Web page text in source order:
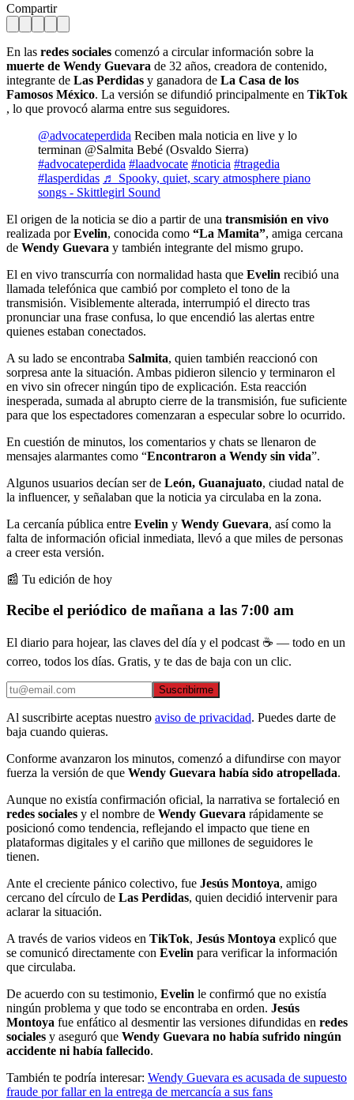
Compartir
En las redes sociales comenzó a circular información sobre la
muerte de Wendy Guevara de 32 años, creadora de contenido,
integrante de Las Perdidas y ganadora de La Casa de los
Famosos México. La versión se difundió principalmente en TikTok
, lo que provocó alarma entre sus seguidores.
@advocateperdida Reciben mala noticia en live y lo
terminan @Salmita Bebé (Osvaldo Sierra)
#advocateperdida #laadvocate #noticia #tragedia
#lasperdidas ♬ Spooky, quiet, scary atmosphere piano
songs - Skittlegirl Sound
El origen de la noticia se dio a partir de una transmisión en vivo
realizada porEvelin, conocida como “La Mamita”, amiga cercana
de Wendy Guevara y también integrante del mismo grupo.
El en vivo transcurría con normalidad hasta que Evelin recibió una
llamada telefónica que cambió por completo el tono de la
transmisión. Visiblemente alterada, interrumpió el directo tras
pronunciar una frase confusa, lo que encendió las alertas entre
quienes estaban conectados.
A su lado se encontraba Salmita, quien también reaccionó con
sorpresa ante la situación. Ambas pidieron silencio y terminaron el
en vivo sin ofrecer ningún tipo de explicación. Esta reacción
inesperada, sumada al abrupto cierre de la transmisión, fue suficiente
para que los espectadores comenzaran a especular sobre lo ocurrido.
En cuestión de minutos, los comentarios y chats se llenaron de
mensajes alarmantes como “Encontraron a Wendy sin vida”.
Algunos usuarios decían ser de León, Guanajuato, ciudad natal de
la influencer, y señalaban que la noticia ya circulaba en la zona.
La cercanía pública entre Evelin y Wendy Guevara, así como la
falta de información oficial inmediata, llevó a que miles de personas
a creer esta versión.
📰 Tu edición de hoy
Recibe el periódico de mañana a las 7:00 am
El diario para hojear, las claves del día y el podcast ☕ — todo en un
correo, todos los días. Gratis, y te das de baja con un clic.
Suscribirme
Al suscribirte aceptas nuestro aviso de privacidad. Puedes darte de
baja cuando quieras.
Conforme avanzaron los minutos, comenzó a difundirse con mayor
fuerza la versión de que Wendy Guevara había sido atropellada.
Aunque no existía confirmación oficial, la narrativa se fortaleció en
redes sociales y el nombre de Wendy Guevara rápidamente se
posicionó como tendencia, reflejando el impacto que tiene en
plataformas digitales y el cariño que millones de seguidores le
tienen.
Ante el creciente pánico colectivo, fue Jesús Montoya, amigo
cercano del círculo de Las Perdidas, quien decidió intervenir para
aclarar la situación.
A través de varios videos en TikTok, Jesús Montoya explicó que
se comunicó directamente con Evelin para verificar la información
que circulaba.
De acuerdo con su testimonio, Evelin le confirmó que no existía
ningún problema y que todo se encontraba en orden. Jesús
Montoya fue enfático al desmentir las versiones difundidas en redes
sociales y aseguró que Wendy Guevara no había sufrido ningún
accidente ni había fallecido.
También te podría interesar: Wendy Guevara es acusada de supuesto
fraude por fallar en la entrega de mercancía a sus fans